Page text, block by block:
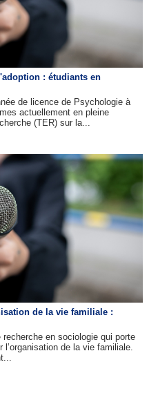
: étudiants en
de licence de Psychologie à
actuellement en pleine
(TER) sur la...
de la vie familiale :
en sociologie qui porte
de la vie familiale.